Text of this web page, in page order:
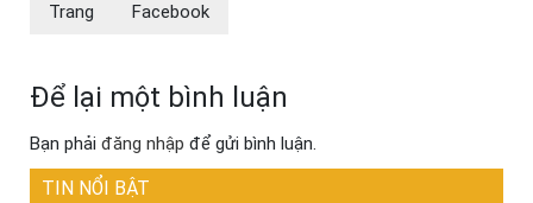
Trang
Facebook
Để lại một bình luận
Bạn phải đăng nhập để gửi bình luận.
TIN NỔI BẬT